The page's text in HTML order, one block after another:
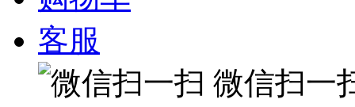
客服
微信扫一